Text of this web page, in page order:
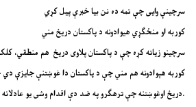
سرچینې وایی چې تمه ده نن بیا خبرې پيل کړي
کوربه او منځګړي هیوادونه د پاکستان دریځ مني
سرچینو زیاته کړه چې د پاکستان پلاوی دریځ هم منطقي، کلک
کوربه هېوادونه هم مني چې د پاکستان دا غوښتنې جایزې دي
دریځ اوغوښتنه چې ترهګرو په ضد دې اقدام وشی یو عادلانه غوښتنه او دریځ دې.